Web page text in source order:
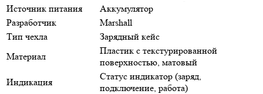
Источник питания
Аккумулятор
Разработчик
Marshall
Тип чехла
Зарядный кейс
Материал
Пластик с текстурированной
поверхностью, матовый
Индикация
Статус индикатор (заряд,
подключение, работа)